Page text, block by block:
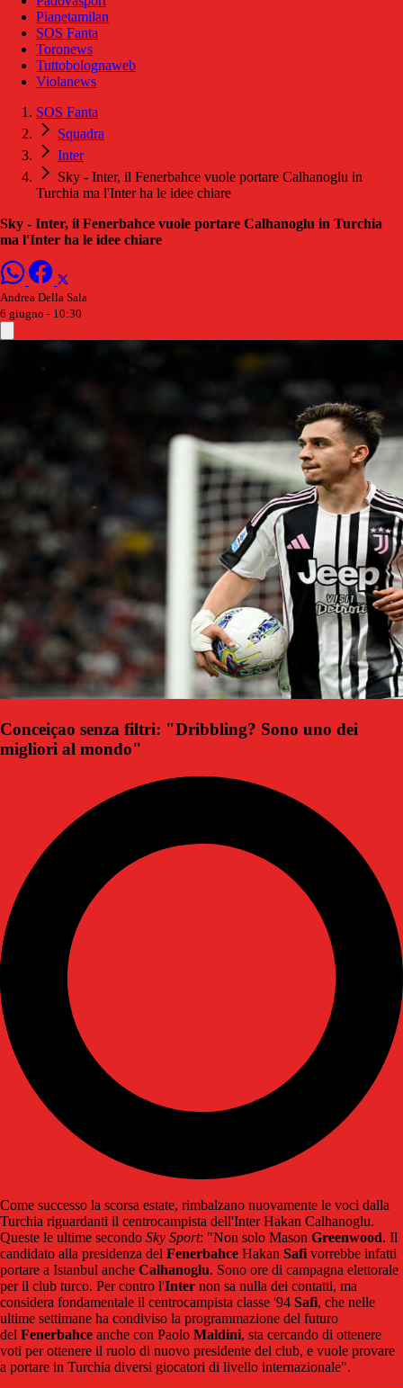
Pianetamilan
SOS Fanta
Toronews
Tuttobolognaweb
Violanews
SOS Fanta
Squadra
Inter
Sky - Inter, il Fenerbahce vuole portare Calhanoglu in
Turchia ma l'Inter ha le idee chiare
Sky - Inter, il Fenerbahce vuole portare Calhanoglu in Turchia
ma l'Inter ha le idee chiare
Andrea Della Sala
6 giugno - 10:30
Conceiçao senza filtri: "Dribbling? Sono uno dei
migliori al mondo"
Come successo la scorsa estate, rimbalzano nuovamente le voci dalla
Turchia riguardanti il centrocampista dell'Inter Hakan Calhanoglu.
Queste le ultime secondo Sky Sport: "Non solo Mason Greenwood. Il
candidato alla presidenza del Fenerbahce Hakan Safi vorrebbe infatti
portare a Istanbul anche Calhanoglu. Sono ore di campagna elettorale
per il club turco. Per contro l'Inter non sa nulla dei contatti, ma
considera fondamentale il centrocampista classe '94 Safi, che nelle
ultime settimane ha condiviso la programmazione del futuro
del Fenerbahce anche con Paolo Maldini, sta cercando di ottenere
voti per ottenere il ruolo di nuovo presidente del club, e vuole provare
a portare in Turchia diversi giocatori di livello internazionale".